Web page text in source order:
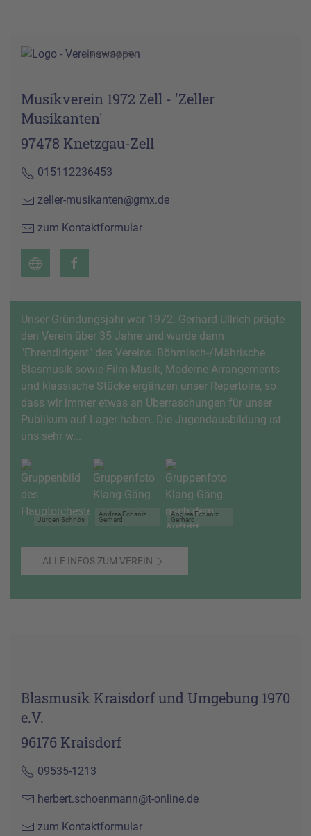
Musikverein 1972 Zell - 'Zeller
Musikanten'
97478 Knetzgau-Zell
015112236453
zeller-musikanten@gmx.de
zum Kontaktformular
Jürgen Schnös
Unser Gründungsjahr war 1972. Gerhard Ullrich prägte
den Verein über 35 Jahre und wurde dann
"Ehrendirigent" des Vereins. Böhmisch-/Mährische
Blasmusik sowie Film-Musik, Moderne Arrangements
und klassische Stücke ergänzen unser Repertoire, so
dass wir immer etwas an Überraschungen für unser
Publikum auf Lager haben. Die Jugendausbildung ist
uns sehr w...
Jürgen Schnös
Andrea Echaniz
Gerhard
Andrea Echaniz
Gerhard
ALLE INFOS ZUM VEREIN
Blasmusik Kraisdorf und Umgebung 1970
e.V.
96176 Kraisdorf
09535-1213
herbert.schoenmann@t-online.de
zum Kontaktformular